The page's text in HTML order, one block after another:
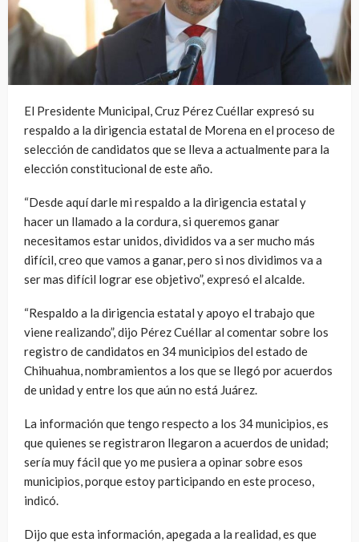
El Presidente Municipal, Cruz Pérez Cuéllar expresó su
respaldo a la dirigencia estatal de Morena en el proceso de
selección de candidatos que se lleva a actualmente para la
elección constitucional de este año.
“Desde aquí darle mi respaldo a la dirigencia estatal y
hacer un llamado a la cordura, si queremos ganar
necesitamos estar unidos, divididos va a ser mucho más
difícil, creo que vamos a ganar, pero si nos dividimos va a
ser mas difícil lograr ese objetivo”, expresó el alcalde.
“Respaldo a la dirigencia estatal y apoyo el trabajo que
viene realizando”, dijo Pérez Cuéllar al comentar sobre los
registro de candidatos en 34 municipios del estado de
Chihuahua, nombramientos a los que se llegó por acuerdos
de unidad y entre los que aún no está Juárez.
La información que tengo respecto a los 34 municipios, es
que quienes se registraron llegaron a acuerdos de unidad;
sería muy fácil que yo me pusiera a opinar sobre esos
municipios, porque estoy participando en este proceso,
indicó.
Dijo que esta información, apegada a la realidad, es que